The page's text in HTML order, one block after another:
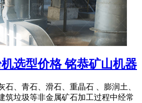
选型价格 铭恭矿山机器
石、青石、滑石、重晶石 、膨润土、
筑垃圾等非金属矿石加工过程中经常